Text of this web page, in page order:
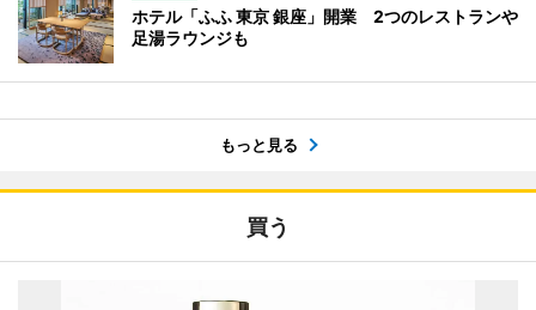
ホテル「ふふ 東京 銀座」開業 2つのレストランや
足湯ラウンジも
もっと見る
買う